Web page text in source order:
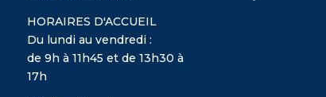
HORAIRES D'ACCUEIL
Du lundi au vendredi :
de 9h à 11h45 et de 13h30 à
17h